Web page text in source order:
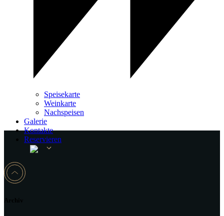
Speisekarte
Weinkarte
Nachspeisen
Galerie
Kontakte
Reservieren